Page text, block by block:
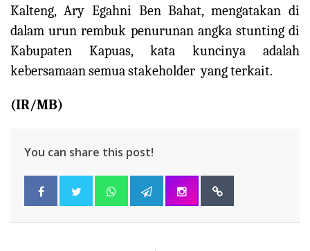
Kalteng, Ary Egahni Ben Bahat, mengatakan di
dalam urun rembuk penurunan angka stunting di
Kabupaten Kapuas, kata kuncinya adalah
kebersamaan semua stakeholder yang terkait.
(IR/MB)
You can share this post!